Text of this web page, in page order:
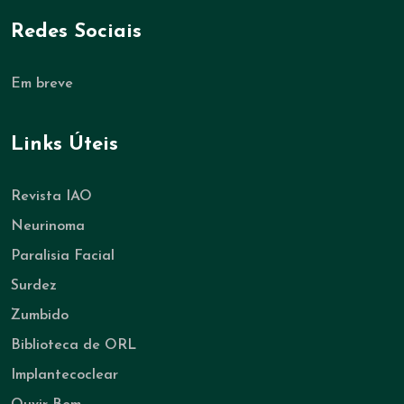
Redes Sociais
Em breve
Links Úteis
Revista IAO
Neurinoma
Paralisia Facial
Surdez
Zumbido
Biblioteca de ORL
Implantecoclear